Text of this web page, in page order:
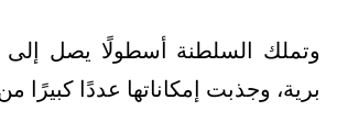
برية، وجذبت إمكاناتها عددًا كبيرًا